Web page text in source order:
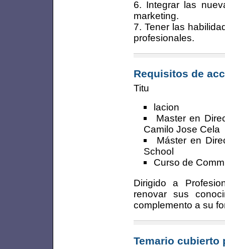
6. Integrar las
marketing.
7. Tener las
profesionales.
Requisitos de
Titu
lacion
Master en
Camilo Jose Cela
Máster en
School
Curso de
Dirigido a
renovar sus
complemento a su
Temario cubierto